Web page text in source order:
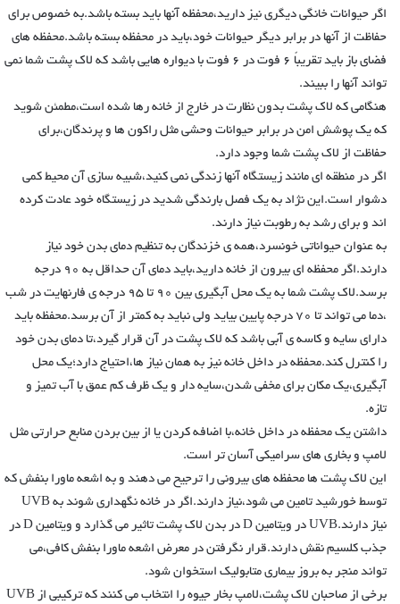
اگر حیوانات خانگی دیگری نیز دارید،محفظه آنها باید بسته باشد.به خصوص برای
حفاظت از آنها در برابر دیگر حیوانات خود،باید در محفظه بسته باشد‌.محفظه های
فضای باز باید تقریباً 6 فوت در 6 فوت با دیواره هایی باشد که لاک پشت شما نمی
تواند آنها را ببیند.
هنگامی که لاک پشت بدون نظارت در خارج از خانه رها شده است،مطمئن شوید
که یک پوشش امن در برابر حیوانات وحشی مثل راکون ها و پرندگان،برای
حفاظت از لاک پشت شما وجود دارد.
اگر در منطقه ای مانند زیستگاه آنها زندگی نمی کنید،شبیه سازی آن محیط کمی
دشوار است.این نژاد به یک فصل بارندگی شدید در زیستگاه خود عادت کرده
اند و برای رشد به رطوبت نیاز دارند.
به عنوان حیواناتی خونسرد،همه ی خزندگان به تنظیم دمای بدن خود نیاز
دارند.اگر محفظه ای بیرون از خانه دارید،باید دمای آن حداقل به ۹۰ درجه
برسد.لاک پشت شما به یک محل آبگیری بین ۹۰ تا ۹۵ درجه ی فارنهایت در شب
،دما می تواند تا ۷۰ درجه پایین بیاید ولی نباید به کمتر از آن برسد.محفظه باید
دارای سایه و کاسه ی آبی باشد که لاک پشت در آن قرار گیرد،تا دمای بدن خود
را کنترل کند.محفظه در داخل خانه نیز به همان نیاز ها،احتیاج دارد؛یک محل
آبگیری،یک مکان برای مخفی شدن،سایه دار و یک ظرف کم عمق با آب تمیز و
تازه.
داشتن یک محفظه در داخل خانه،با اضافه کردن یا از بین بردن منابع حرارتی مثل
لامپ و بخاری های سرامیکی آسان تر است.
این لاک پشت ها محفظه های بیرونی را ترجیح می دهند و به اشعه ماورا بنفش که
توسط خورشید تامین می شود،نیاز دارند.اگر در خانه نگهداری شوند به UVB
نیاز دارند.UVB در ویتامین D در بدن لاک پشت تاثیر می گذارد و ویتامین D در
جذب کلسیم نقش دارند.قرار نگرفتن در معرض اشعه ماورا بنفش کافی،می
تواند منجر به بروز بیماری متابولیک استخوان شود.
برخی از صاحبان لاک پشت،لامپ بخار جیوه را انتخاب می کنند که ترکیبی از UVB